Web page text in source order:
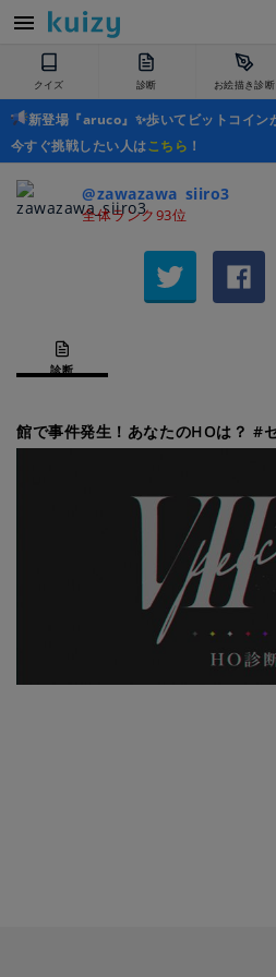
クイズ 診断 お絵描き診断
新登場『aruco』✨歩いてビットコイン
今すぐ挑戦したい人はこちら ！
@zawazawa_siiro3
全体ランク93位
診断
館で事件発生！あなたのHOは？ #